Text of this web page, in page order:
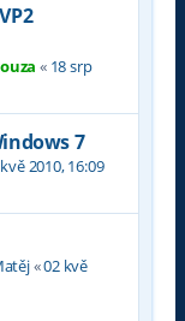
« 18 srp
7
2010, 16:09
«02 kvě